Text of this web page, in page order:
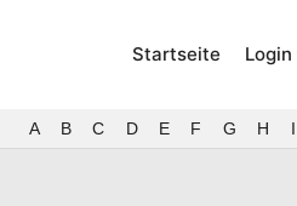
Startseite
A B C D E F G H I